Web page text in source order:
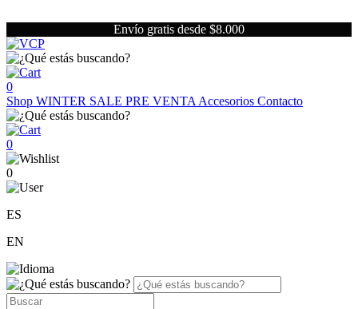
Envío gratis desde $8.000
0
Shop WINTER SALE PRE VENTA Accesorios Contacto
0
0
ES
EN